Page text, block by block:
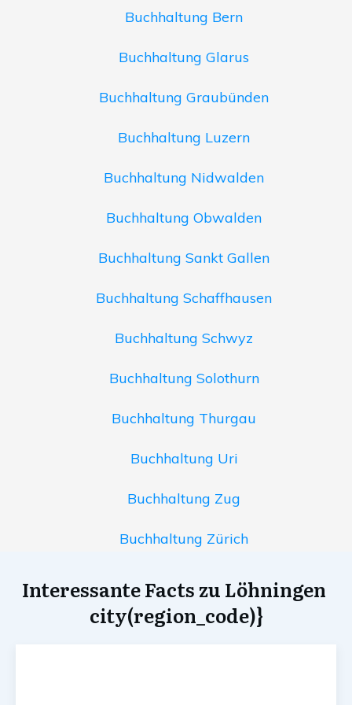
Buchhaltung Bern
Buchhaltung Glarus
Buchhaltung Graubünden
Buchhaltung Luzern
Buchhaltung Nidwalden
Buchhaltung Obwalden
Buchhaltung Sankt Gallen
Buchhaltung Schaffhausen
Buchhaltung Schwyz
Buchhaltung Solothurn
Buchhaltung Thurgau
Buchhaltung Uri
Buchhaltung Zug
Buchhaltung Zürich
Interessante Facts zu Löhningen
city(region_code)}